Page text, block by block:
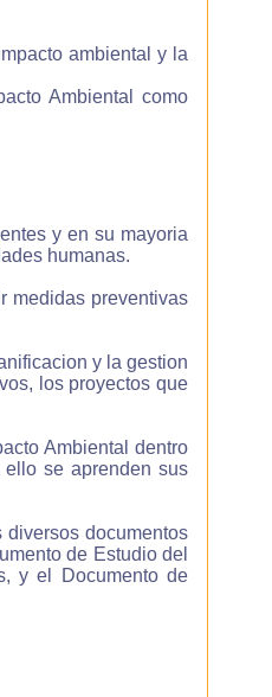
ambiental y la
Ambiental como
y en su mayoria
humanas.
medidas preventivas
y la gestion
los proyectos que
Ambiental dentro
se aprenden sus
documentos
de Estudio del
y el Documento de